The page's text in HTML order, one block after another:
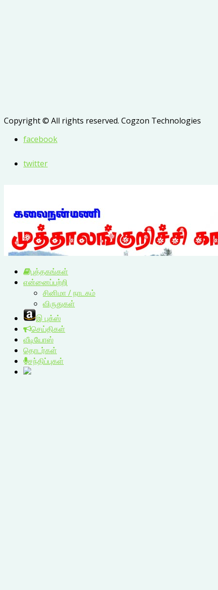
Copyright © All rights reserved. Cogzon Technologies
facebook
twitter
புத்தகங்கள்
என்னைப்பற்றி
சினிமா / நாடகம்
விருதுகள்
இ புக்ஸ்
செய்திகள்
வீடியோஸ்
தொடர்கள்
சந்திப்புகள்